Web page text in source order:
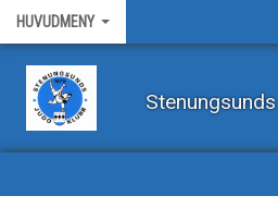
HUVUDMENY